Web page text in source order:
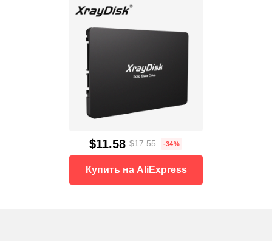
$11.58 $17.55 -34%
Купить на AliExpress